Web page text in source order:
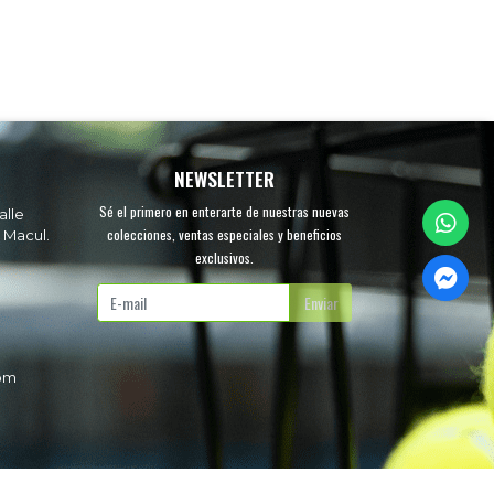
NEWSLETTER
Sé el primero en enterarte de nuestras nuevas
colecciones, ventas especiales y beneficios
exclusivos.
Enviar